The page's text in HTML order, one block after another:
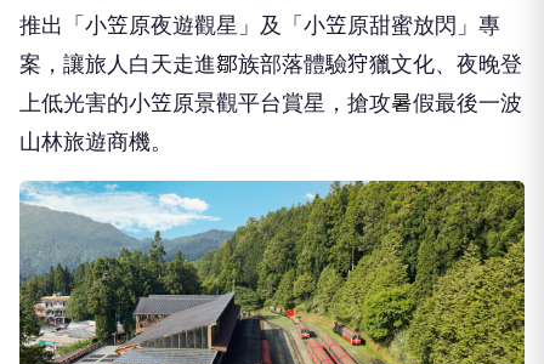
推出「小笠原夜遊觀星」及「小笠原甜蜜放閃」專
案，讓旅人白天走進鄒族部落體驗狩獵文化、夜晚登
上低光害的小笠原景觀平台賞星，搶攻暑假最後一波
山林旅遊商機。